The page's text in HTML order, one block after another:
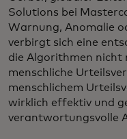
Solutions bei
Warnung, Anomalie
verbirgt sich eine
die Algorithmen nicht
menschliche
menschlichem
wirklich effektiv und
verantwortungsvolle